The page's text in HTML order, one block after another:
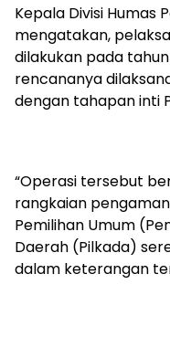
Kepala Divisi Humas
mengatakan,
dilakukan pada
rencananya
dengan tahapan inti
“Operasi tersebut
rangkaian
Pemilihan Umum
Daerah (Pilkada)
dalam keterangan